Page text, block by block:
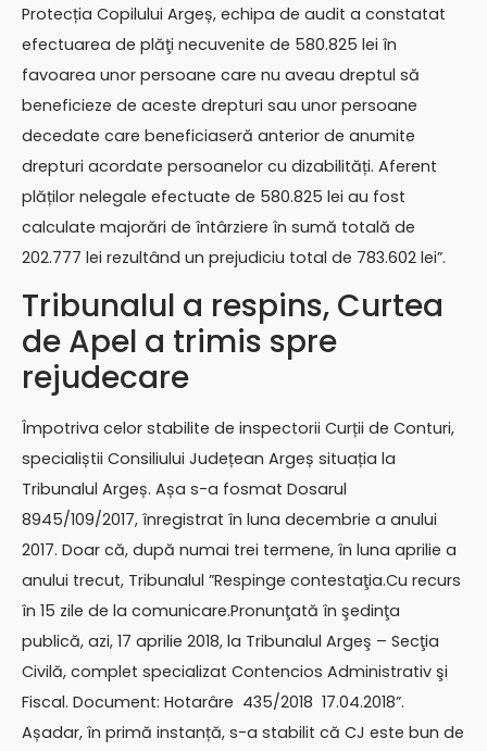
Protecția Copilului Argeș, echipa de audit a constatat
efectuarea de plăţi necuvenite de 580.825 lei în
favoarea unor persoane care nu aveau dreptul să
beneficieze de aceste drepturi sau unor persoane
decedate care beneficiaseră anterior de anumite
drepturi acordate persoanelor cu dizabilități. Aferent
plăților nelegale efectuate de 580.825 lei au fost
calculate majorări de întârziere în sumă totală de
202.777 lei rezultând un prejudiciu total de 783.602 lei”.
Tribunalul a respins, Curtea
de Apel a trimis spre
rejudecare
Împotriva celor stabilite de inspectorii Curții de Conturi,
specialiștii Consiliului Județean Argeș situația la
Tribunalul Argeș. Așa s-a fosmat Dosarul
8945/109/2017, înregistrat în luna decembrie a anului
2017. Doar că, după numai trei termene, în luna aprilie a
anului trecut, Tribunalul ”Respinge contestaţia.Cu recurs
în 15 zile de la comunicare.Pronunţată în şedinţa
publică, azi, 17 aprilie 2018, la Tribunalul Argeş – Secţia
Civilă, complet specializat Contencios Administrativ şi
Fiscal. Document: Hotarâre 435/2018 17.04.2018”.
Așadar, în primă instanță, s-a stabilit că CJ este bun de